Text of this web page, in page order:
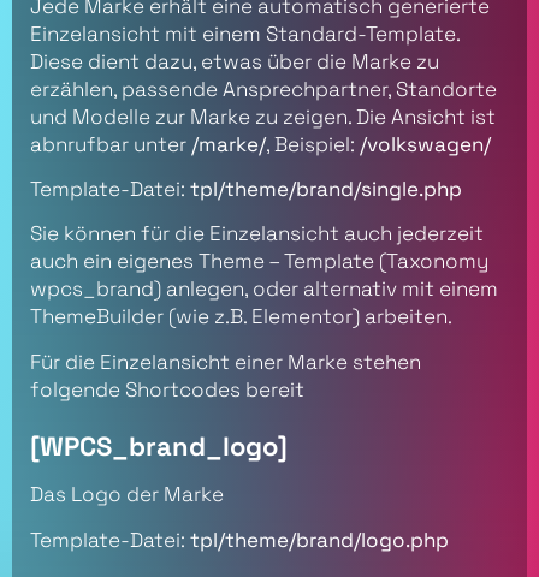
Jede Marke erhält eine automatisch generierte
Einzelansicht mit einem Standard-Template.
Diese dient dazu, etwas über die Marke zu
erzählen, passende Ansprechpartner, Standorte
und Modelle zur Marke zu zeigen. Die Ansicht ist
abnrufbar unter /marke/, Beispiel: /volkswagen/
Template-Datei: tpl/theme/brand/single.php
Sie können für die Einzelansicht auch jederzeit
auch ein eigenes Theme – Template (Taxonomy
wpcs_brand) anlegen, oder alternativ mit einem
ThemeBuilder (wie z.B. Elementor) arbeiten.
Für die Einzelansicht einer Marke stehen
folgende Shortcodes bereit
[WPCS_brand_logo]
Das Logo der Marke
Template-Datei: tpl/theme/brand/logo.php